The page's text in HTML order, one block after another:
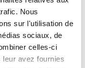
Nous
sur l'utilisation de
sociaux, de
celles-ci
avez fournies